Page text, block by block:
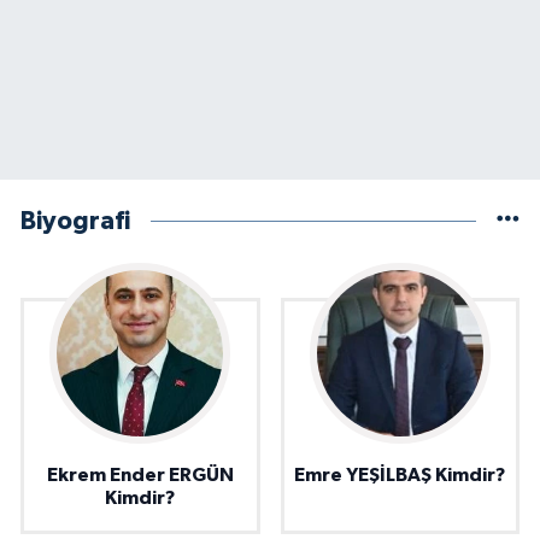
Biyografi
Ekrem Ender ERGÜN
Kimdir?
Emre YEŞİLBAŞ Kimdir?